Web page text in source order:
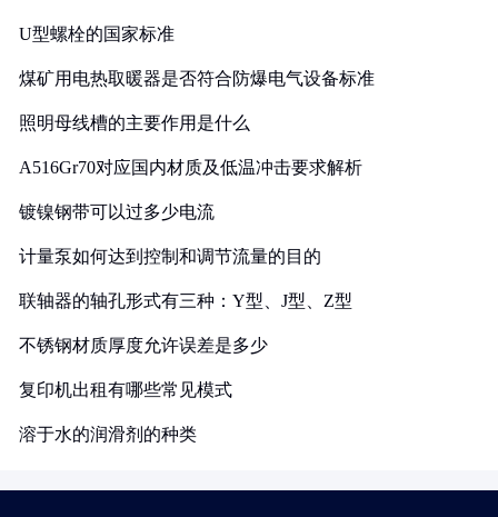
U型螺栓的国家标准
煤矿用电热取暖器是否符合防爆电气设备标准
照明母线槽的主要作用是什么
A516Gr70对应国内材质及低温冲击要求解析
镀镍钢带可以过多少电流
计量泵如何达到控制和调节流量的目的
联轴器的轴孔形式有三种：Y型、J型、Z型
不锈钢材质厚度允许误差是多少
复印机出租有哪些常见模式
溶于水的润滑剂的种类